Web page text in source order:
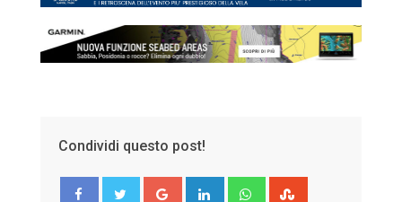
Condividi questo post!
Google+ LinkedIn Whatsapp